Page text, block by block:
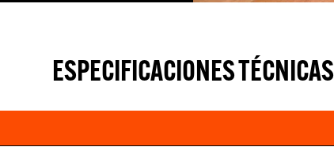
ESPECIFICACIONES TÉCNICAS